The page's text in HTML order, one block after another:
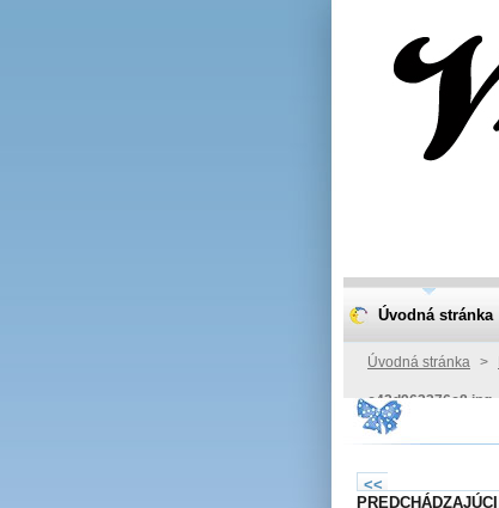
Úvodná stránka >
c42d963376c8.jpg
<<
PREDCHÁDZAJÚCI
Úvodná stránka